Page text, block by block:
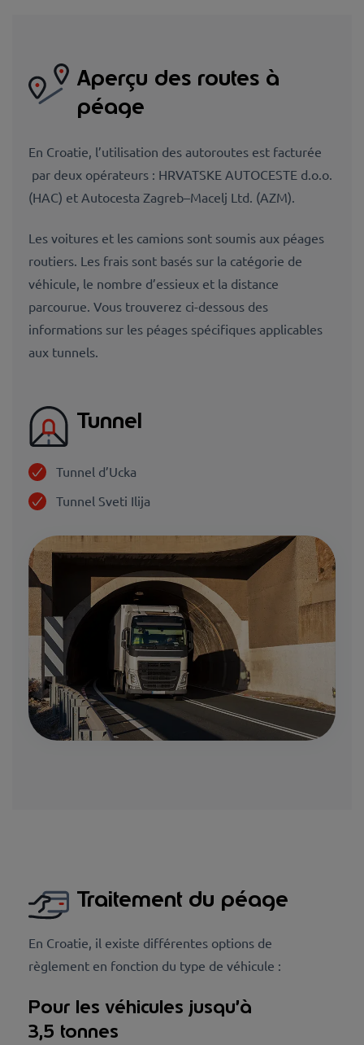
Aperçu des routes à
péage
En Croatie, l’utilisation des autoroutes est facturée
par deux opérateurs : HRVATSKE AUTOCESTE d.o.o.
(HAC) et Autocesta Zagreb–Macelj Ltd. (AZM).
Les voitures et les camions sont soumis aux péages
routiers. Les frais sont basés sur la catégorie de
véhicule, le nombre d’essieux et la distance
parcourue. Vous trouverez ci-dessous des
informations sur les péages spécifiques applicables
aux tunnels.
Tunnel
Tunnel d’Ucka
Tunnel Sveti Ilija
Traitement du péage
En Croatie, il existe différentes options de
règlement en fonction du type de véhicule :
Pour les véhicules jusqu’à
3,5 tonnes